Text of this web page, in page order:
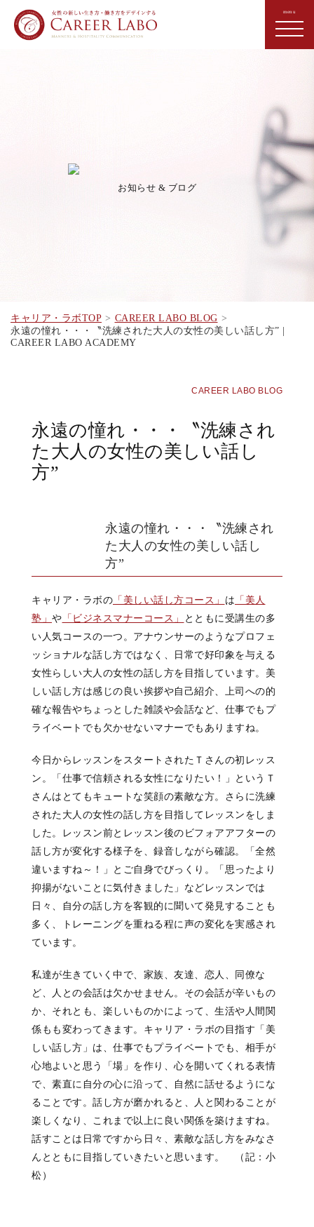
お知らせ & ブログ
キャリア・ラボTOP
CAREER LABO BLOG
永遠の憧れ・・・〝洗練された大人の女性の美しい話し方” |
CAREER LABO ACADEMY
CAREER LABO BLOG
永遠の憧れ・・・〝洗練され
た大人の女性の美しい話し
方”
永遠の憧れ・・・〝洗練され
た大人の女性の美しい話し
方”
キャリア・ラボの 「美しい話し方コース」 は 「美人
塾」 や 「ビジネスマナーコース」
とともに受講生の多
い人気コースの一つ。アナウンサーのようなプロフェ
ッショナルな話し方ではなく、日常で好印象を与える
女性らしい大人の女性の話し方を目指しています。美
しい話し方は感じの良い挨拶や自己紹介、上司への的
確な報告やちょっとした雑談や会話など、仕事でもプ
ライベートでも欠かせないマナーでもありますね。
今日からレッスンをスタートされたＴさんの初レッス
ン。「仕事で信頼される女性になりたい！」というＴ
さんはとてもキュートな笑顔の素敵な方。さらに洗練
された大人の女性の話し方を目指してレッスンをしま
した。レッスン前とレッスン後のビフォアアフターの
話し方が変化する様子を、録音しながら確認。「全然
違いますね～！」とご自身でびっくり。「思ったより
抑揚がないことに気付きました」などレッスンでは
日々、自分の話し方を客観的に聞いて発見することも
多く、トレーニングを重ねる程に声の変化を実感され
ています。
私達が生きていく中で、家族、友達、恋人、同僚な
ど、人との会話は欠かせません。その会話が辛いもの
か、それとも、楽しいものかによって、生活や人間関
係もも変わってきます。キャリア・ラボの目指す「美
しい話し方」は、仕事でもプライベートでも、相手が
心地よいと思う「場」を作り、心を開いてくれる表情
で、素直に自分の心に沿って、自然に話せるようにな
ることです。話し方が磨かれると、人と関わることが
楽しくなり、これまで以上に良い関係を築けますね。
話すことは日常ですから日々、素敵な話し方をみなさ
んとともに目指していきたいと思います。 （記：小
松）